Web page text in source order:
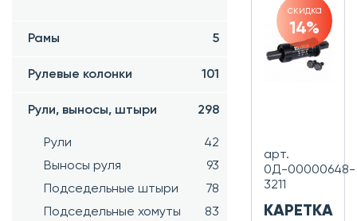
Рамы 5
Рулевые колонки 101
Рули, выносы, штыри 298
Рули
42
Выносы руля
93
Подседельные штыри
78
Подседельные хомуты
83
скидка
14%
арт.
0Д-00000648-
3211
КАРЕТКА